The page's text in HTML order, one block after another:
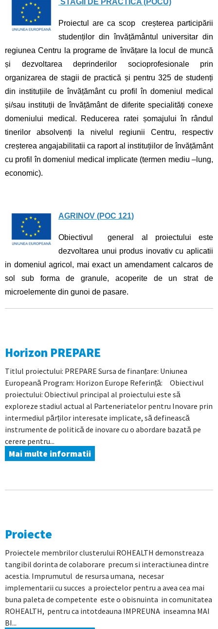
STAGII DE PRACTICA (POCU)
Proiectul are ca scop creșterea participării
studenților din învățământul universitar din
regiunea Centru la programe de învățare la locul de muncă
și dezvoltarea deprinderilor socioprofesionale prin
organizarea de stagii de practică și pentru 325 de studenți
din instituțiile de învățământ cu profil în domeniul medical
și/sau instituții de învățământ de diferite specialități conexe
domeniului medical. Reducerea ratei șomajului în rândul
tinerilor absolvenți la nivelul regiunii Centru, respectiv
creșterea angajabilitatii ca raport al instituțiilor de învățământ
cu profil în domeniul medical implicate (termen mediu –lung,
economic).
AGRINOV (POC 121)
Obiectivul general al proiectului este
dezvoltarea unui produs inovativ cu aplicatii
in domeniul agricol, mai exact un amendament calcaros de
sol sub forma de granule, acoperite de un strat de
microelemente din gunoi de pasare.
Horizon PREPARE
Titlul proiectului: PREPARE Sursa de finanțare: Uniunea
Europeană Program: Horizon Europe Referință: Obiectivul
proiectului: Obiectivul principal al proiectului este să
exploreze stadiul actual al Parteneriatelor pentru Inovare prin
intermediul părților interesate implicate, să definească
instrumente de politică de inovare cu o abordare bazată pe
cerere pentru...
Mai multe informatii
Proiecte
Proiectele membrilor clusterului ROHEALTH demonstreaza
tangibil dorinta de colaborare precum si interactiunea dintre
acestia. Imprumutul de resursa umana, necesar
implementarii cu succes a proiectelor pentru a avea cea mai
buna paleta de competente este o obisnuinta in comunitatea
ROHEALTH, pentru ca intotdeauna IMPREUNA inseamna MAI
BI...